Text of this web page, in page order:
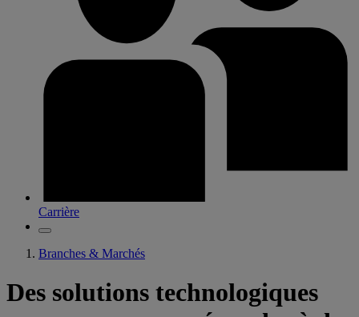
Carrière
Branches & Marchés
Des solutions technologiques